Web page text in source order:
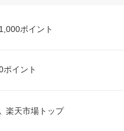
ポイント
イント
楽天市場トップ